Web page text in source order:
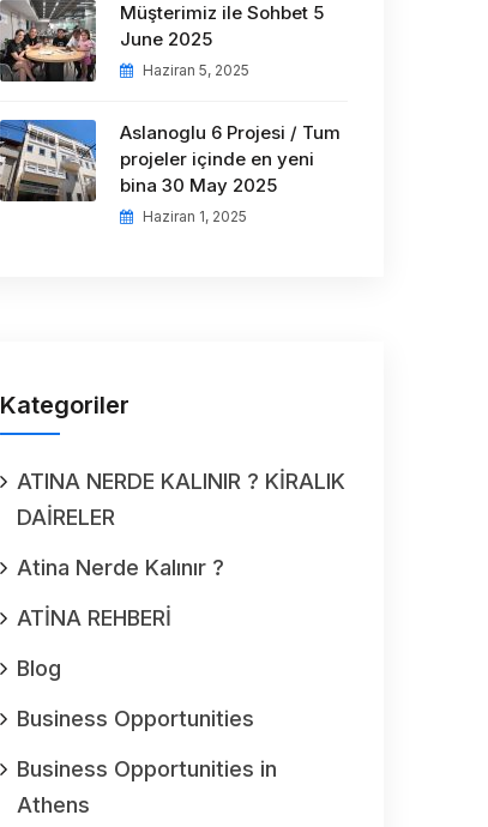
Müşterimiz ile Sohbet 5
June 2025
Haziran 5, 2025
Aslanoglu 6 Projesi / Tum
projeler içinde en yeni
bina 30 May 2025
Haziran 1, 2025
Kategoriler
ATINA NERDE KALINIR ? KİRALIK
DAİRELER
Atina Nerde Kalınır ?
ATİNA REHBERİ
Blog
Business Opportunities
Business Opportunities in
Athens